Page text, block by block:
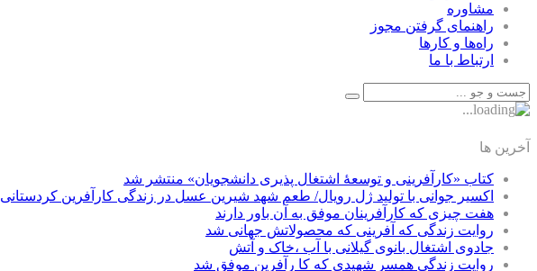
مشاوره
راهنمای گرفتن مجوز
راه‌ها و كارها
ارتباط با ما
آخرین ها
کتاب «کارآفرینی و توسعۀ اشتغال پذیری دانشجویان» منتشر شد
اکسیر جوانی با تولید ژل رویال/ طعم شهد شیرین عسل‌ در زندگی کارآفرین کردستانی
هفت چیزی که کارآفرینان موفق به آن باور دارند
روایت زندگی که آفرینی که محصولاتش جهانی شد
جادوی اشتغال بانوی گیلانی با آب ،خاک و آتش
روایت زندگی همسر شهیدی که کا رآفرین موفق شد